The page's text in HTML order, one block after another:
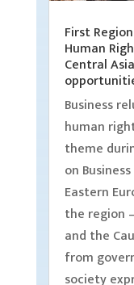
First
Human
Central
Business
human
theme
on
Eastern
the region
and the
from
society